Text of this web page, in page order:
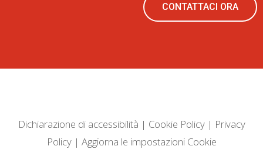
CONTATTACI ORA
Dichiarazione di accessibilità | Cookie Policy| Privacy
Policy| Aggiorna le impostazioni Cookie